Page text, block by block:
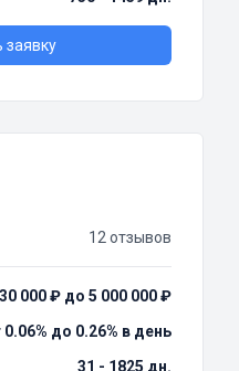
12 отзывов
000 ₽ до 5 000 000 ₽
0.06% до 0.26% в день
31 - 1825 дн.